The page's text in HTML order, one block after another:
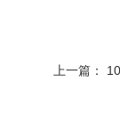
上一篇：